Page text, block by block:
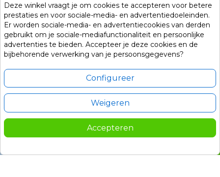
Deze winkel vraagt je om cookies te accepteren voor betere
prestaties en voor sociale-media- en advertentiedoeleinden.
Er worden sociale-media- en advertentiecookies van derden
gebruikt om je sociale-mediafunctionaliteit en persoonlijke
advertenties te bieden. Accepteer je deze cookies en de
bijbehorende verwerking van je persoonsgegevens?
Configureer
Weigeren
Accepteren